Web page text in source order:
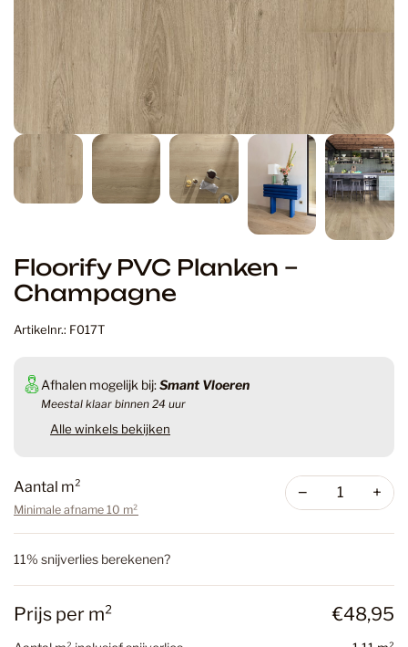
Floorify PVC Planken –
Champagne
Artikelnr.: F017T
Afhalen mogelijk bij:Smant Vloeren
Meestal klaar binnen 24 uur
Alle winkels bekijken
Aantal m²
Minimale afname 10 m²
− +
11% snijverlies berekenen?
Prijs per m² €48,95